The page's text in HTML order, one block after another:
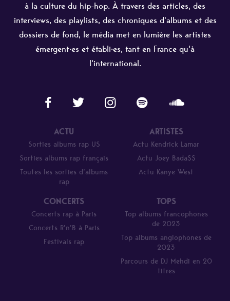
à la culture du hip-hop. À travers des articles, des
interviews, des playlists, des chroniques d'albums et des
dossiers de fond, le média met en lumière les artistes
émergent·es et établi·es, tant en France qu'à
l'international.
ACTU
Sorties albums rap US
Sorties albums rap français
Toutes les sorties d’albums
rap
ARTISTES
Actu Kendrick Lamar
Actu Joey Bada$$
Actu Kanye West
CONCERTS
Concerts rap à Paris
Concerts R’n’B à Paris
Festivals rap
TOPS
Top albums francophones
de 2023
Top albums anglophones de
2023
Parcours de DJ Mehdi en 20
titres